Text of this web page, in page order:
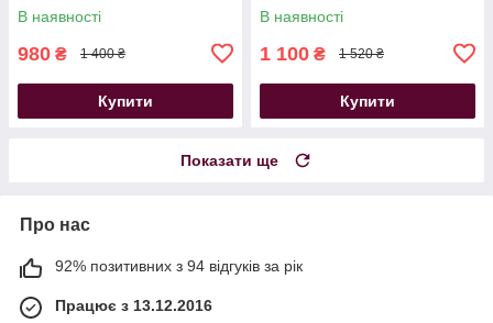
В наявності
980 ₴ 1 400 ₴
Купити
В наявності
1 100 ₴ 1 520 ₴
Купити
Показати ще
Про нас
92% позитивних з 94 відгуків за рік
Працює з 13.12.2016